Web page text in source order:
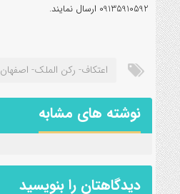
09135910592 ارسال نمایند.
اعتکاف- رکن الملک- اصفهان
نوشته های مشابه
دیدگاهتان را بنویسید